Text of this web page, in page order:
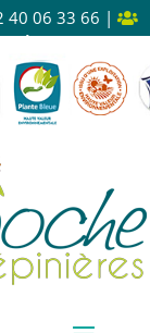
40 06 33 66 |
pro: Tapez